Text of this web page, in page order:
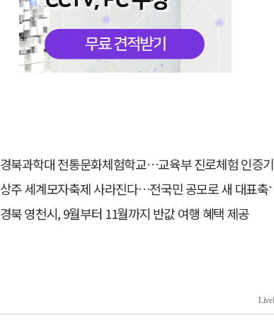
경북과학대 전통문화체험학교…교육부 진로체험 인증기관 선정
상주 세계모자축제 사라진다…전국민 공모로 새 대표축제 발굴 나서
경북 영천시, 9월부터 11월까지 반값 여행 혜택 제공